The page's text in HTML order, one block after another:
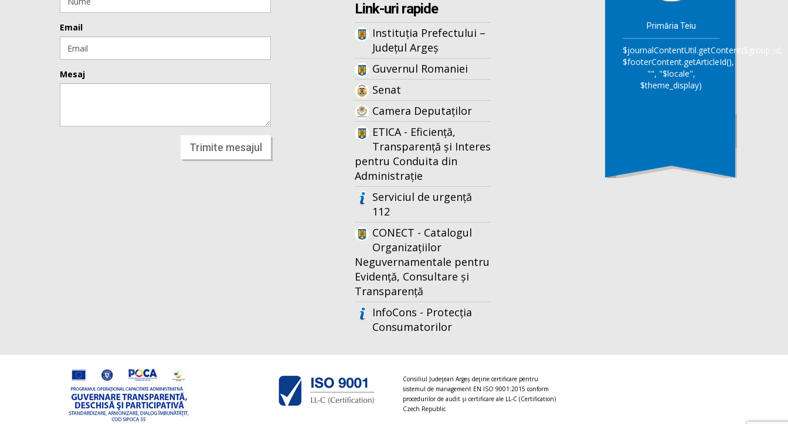
Email
Mesaj
Trimite mesajul
Link-uri rapide
Instituția Prefectului –
Județul Argeș
Guvernul Romaniei
Senat
Camera Deputaților
ETICA - Eficiență,
Transparență și Interes
pentru Conduita din
Administrație
Serviciul de urgență
112
CONECT - Catalogul
Organizațiilor
Neguvernamentale pentru
Evidență, Consultare și
Transparență
InfoCons - Protecția
Consumatorilor
Primăria Teiu
$journalContentUtil.getContent($group_id,
$footerContent.getArticleId(),
"", "$locale",
$theme_display)
Consiliul Judeţean Argeș deţine certificare pentru
sistemul de management EN ISO 9001:2015 conform
procedurilor de audit şi certificare ale LL-C (Certification)
Czech Republic